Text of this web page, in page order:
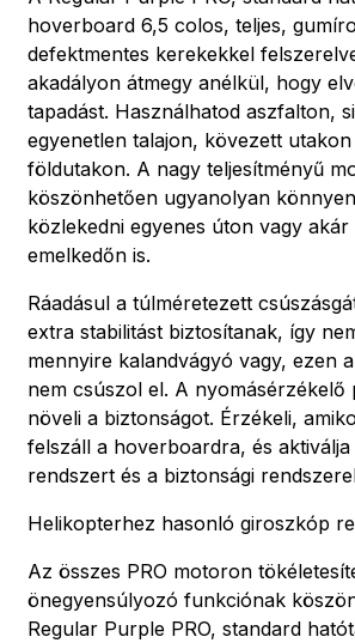
hoverboard 6,5 colos, teljes,
defektmentes kerekekkel
akadályon átmegy anélkül, hogy
tapadást. Használhatod aszfalton,
egyenetlen talajon, kövezett
földutakon. A nagy teljesítményű
köszönhetően ugyanolyan
közlekedni egyenes úton vagy
emelkedőn is.
Ráadásul a túlméretezett
extra stabilitást biztosítanak, így
mennyire kalandvágyó vagy, ezen
nem csúszol el. A nyomásérzékelő
növeli a biztonságot. Érzékeli,
felszáll a hoverboardra, és
rendszert és a biztonsági
Helikopterhez hasonló giroszkóp
Az összes PRO motoron
önegyensúlyozó funkciónak
Regular Purple PRO, standard